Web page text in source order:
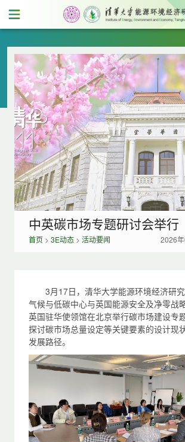
中英碳市场专题研讨会举行
首页 > 3E动态 > 活动要闻 2026
3月17日，清华大学能源环境经济研
气候与低碳中心与英国能源安全及净零战
英国驻华使领馆在北京举行碳市场建设专
探讨碳市场总量设定等关键要素的设计现
发展路径。